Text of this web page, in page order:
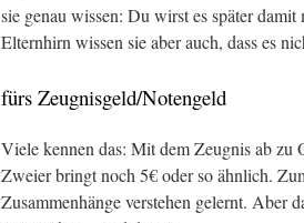
sie genau wissen: Du wirst es später
Elternhirn wissen sie aber auch, dass es
fürs Zeugnisgeld/Notengeld
Viele kennen das: Mit dem Zeugnis ab zu
Zweier bringt noch 5€ oder so ähnlich.
Zusammenhänge verstehen gelernt. Aber